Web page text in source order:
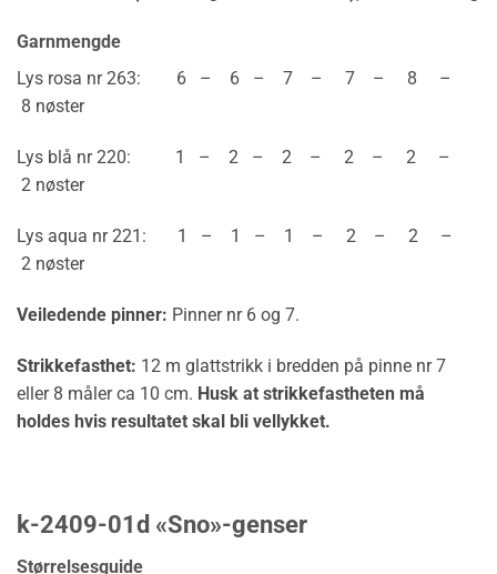
Garnmengde
Lys rosa nr 263: 6 – 6 – 7 – 7 – 8 –
8 nøster
Lys blå nr 220: 1 – 2 – 2 – 2 – 2 –
2 nøster
Lys aqua nr 221: 1 – 1 – 1 – 2 – 2 –
2 nøster
Veiledende pinner: Pinner nr 6 og 7.
Strikkefasthet: 12 m glattstrikk i bredden på pinne nr 7
eller 8 måler ca 10 cm. Husk at strikkefastheten må
holdes hvis resultatet skal bli vellykket.
k-2409-01d «Sno»-genser
Størrelsesguide